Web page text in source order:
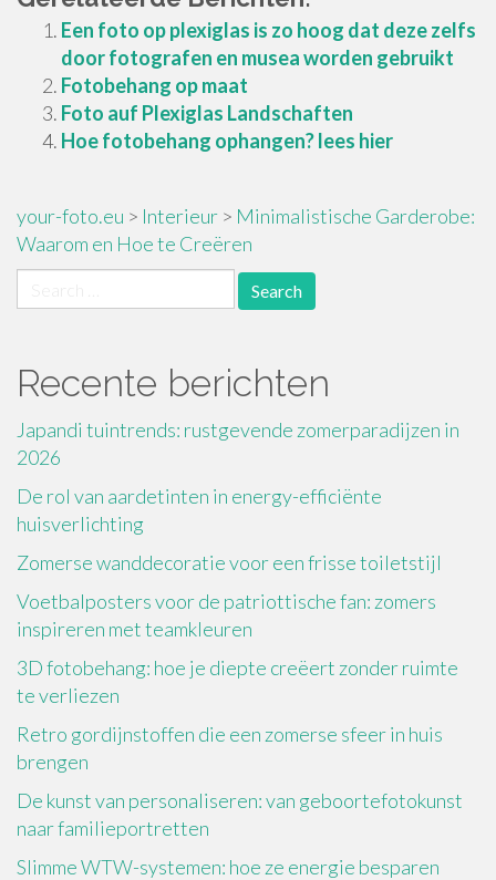
Een foto op plexiglas is zo hoog dat deze zelfs
door fotografen en musea worden gebruikt
Fotobehang op maat
Foto auf Plexiglas Landschaften
Hoe fotobehang ophangen? lees hier
your-foto.eu > Interieur > Minimalistische Garderobe:
Waarom en Hoe te Creëren
for:
Recente berichten
Japandi tuintrends: rustgevende zomerparadijzen in
2026
De rol van aardetinten in energy-efficiënte
huisverlichting
Zomerse wanddecoratie voor een frisse toiletstijl
Voetbalposters voor de patriottische fan: zomers
inspireren met teamkleuren
3D fotobehang: hoe je diepte creëert zonder ruimte
te verliezen
Retro gordijnstoffen die een zomerse sfeer in huis
brengen
De kunst van personaliseren: van geboortefotokunst
naar familieportretten
Slimme WTW-systemen: hoe ze energie besparen